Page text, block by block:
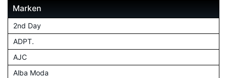
Marken
2nd Day
ADPT.
AJC
Alba Moda